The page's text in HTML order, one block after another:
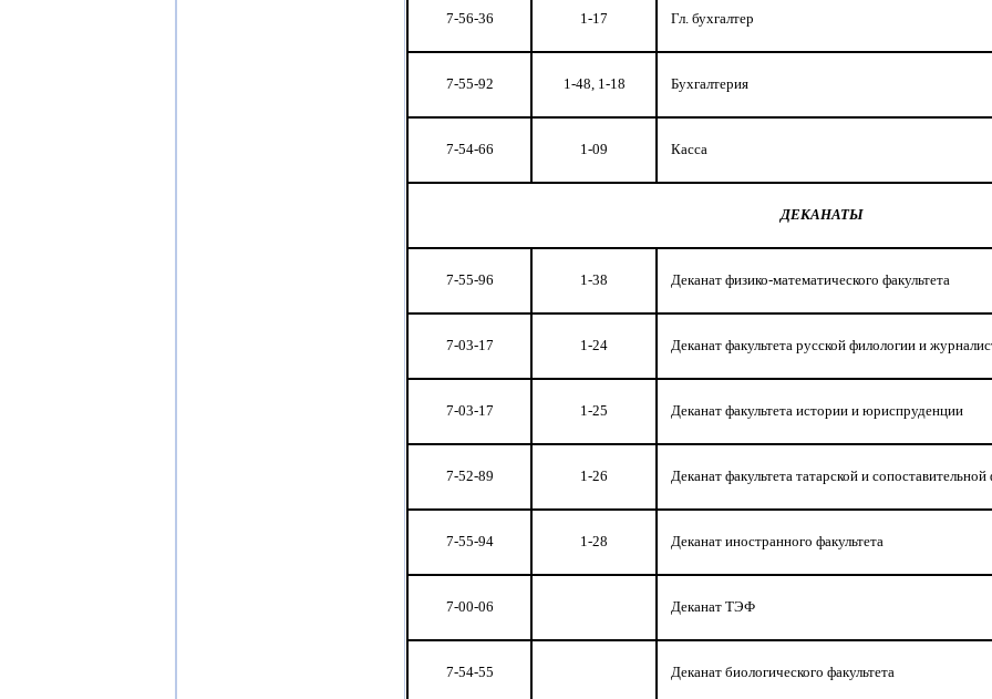
7-56-36 1-17 Гл. бухгалтер
7-55-92 1-48, 1-18 Бухгалтерия
7-54-66 1-09 Касса
ДЕКАНАТЫ
7-55-96 1-38 Деканат физико-математического факультета
7-03-17 1-24 Деканат факультета русской филологии и
7-03-17 1-25 Деканат факультета истории и юриспруденции
7-52-89 1-26 Деканат факультета татарской и
7-55-94 1-28 Деканат иностранного факультета
7-00-06 Деканат ТЭФ
7-54-55 Деканат биологического факультета